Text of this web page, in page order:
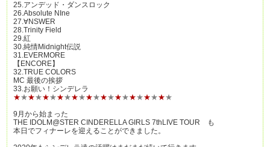
25.アンデッド・ダンスロック
26.Absolute NIne
27.∀NSWER
28.Trinity Field
29.紅
30.純情Midnight伝説
31.EVERMORE
【ENCORE】
32.TRUE COLORS
MC 最後の挨拶
33.お願い！シンデレラ
★★★★★★★★★★★★★★★★★★★★★★
9月から始まった
THE IDOLM@STER CINDERELLA GIRLS 7thLIVE TOUR も
本日でフィナーレを迎えることができました。